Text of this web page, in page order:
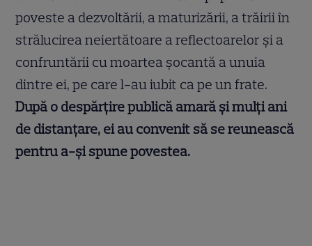
poveste a dezvoltării, a maturizării, a trăirii în
strălucirea neiertătoare a reflectoarelor și a
confruntării cu moartea șocantă a unuia
dintre ei, pe care l-au iubit ca pe un frate.
După o despărțire publică amară și mulți ani
de distanțare, ei au convenit să se reunească
pentru a-și spune povestea.